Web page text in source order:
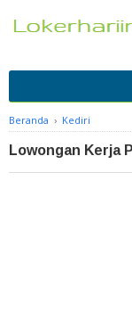
Beranda › Kediri
Lowongan Kerja